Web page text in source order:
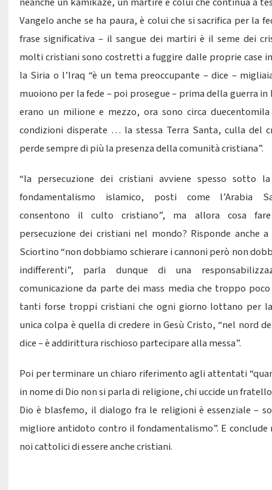
Vangelo anche se ha paura, è colui che si sacrifica per la
frase significativa – il sangue dei martiri è il seme dei
molti cristiani sono costretti a fuggire dalle proprie case
la Siria o l’Iraq “è un tema preoccupante – dice –
muoiono per la fede – poi prosegue – prima della guerra
erano un milione e mezzo, ora sono circa
condizioni disperate … la stessa Terra Santa, culla del
perde sempre di più la presenza della comunità cristiana”.
“la persecuzione dei cristiani avviene spesso sotto
fondamentalismo islamico, posti come l’Arabia
consentono il culto cristiano”, ma allora cosa
persecuzione dei cristiani nel mondo? Risponde anche
Sciortino “non dobbiamo schierare i cannoni però non
indifferenti”, parla dunque di una
comunicazione da parte dei mass media che troppo
tanti forse troppi cristiani che ogni giorno lottano per
unica colpa è quella di credere in Gesù Cristo, “nel nord
dice – è addirittura rischioso partecipare alla messa”.
Poi per terminare un chiaro riferimento agli attentati
in nome di Dio non si parla di religione, chi uccide un
Dio è blasfemo, il dialogo fra le religioni è essenziale –
migliore antidoto contro il fondamentalismo”. E conclude
noi cattolici di essere anche cristiani.